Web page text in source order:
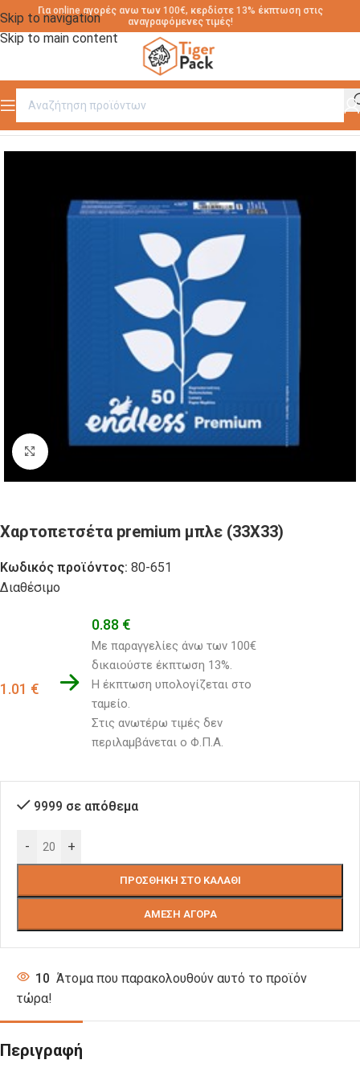
Skip to navigation
Skip to main content
Για online αγορές ανω των 100€, κερδίστε 13% έκπτωση στις
αναγραφόμενες τιμές!
Αρχική σελίδα / ΧΑΡΤΟΠΕΤΣΕΤΕΣ
Click to enlarge
Χαρτοπετσέτα premium μπλε (33X33)
Κωδικός προϊόντος: 80-651
Διαθέσιμο
1.01 €
0.88 €
Με παραγγελίες άνω των 100€
δικαιούστε έκπτωση 13%.
Η έκπτωση υπολογίζεται στο
ταμείο.
Στις ανωτέρω τιμές δεν
περιλαμβάνεται ο Φ.Π.Α.
9999 σε απόθεμα
- +
ΠΡΟΣΘΉΚΗ ΣΤΟ ΚΑΛΆΘΙ
ΆΜΕΣΗ ΑΓΟΡΆ
10 Άτομα που παρακολουθούν αυτό το προϊόν
τώρα!
Περιγραφή